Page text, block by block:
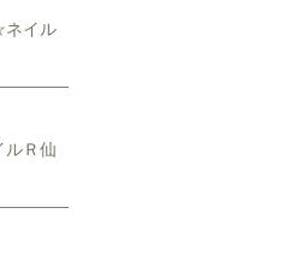
ネイル
Ｒ仙